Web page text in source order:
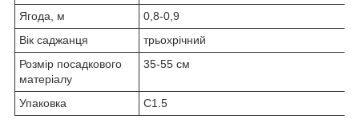
Ягода, м
0,8-0,9
Вік саджанця
трьохрічний
Розмір посадкового
матеріалу
35-55 см
Упаковка С1.5